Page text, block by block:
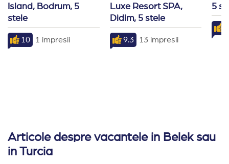
Island, Bodrum, 5
stele
10 1 impresii
Luxe Resort SPA,
Didim, 5 stele
9.3 13 impresii
5
Articole despre vacantele in Belek sau
in Turcia